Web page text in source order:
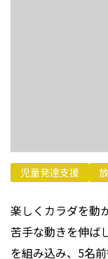
児童発達支援
楽しくカラダを動
苦手な動きを伸ば
を組み込み、5名